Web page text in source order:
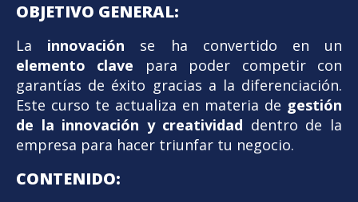
OBJETIVO GENERAL:
La innovación se ha convertido en un
elemento clave para poder competir con
garantías de éxito gracias a la diferenciación.
Este curso te actualiza en materia de gestión
de la innovación y creatividad dentro de la
empresa para hacer triunfar tu negocio.
CONTENIDO: